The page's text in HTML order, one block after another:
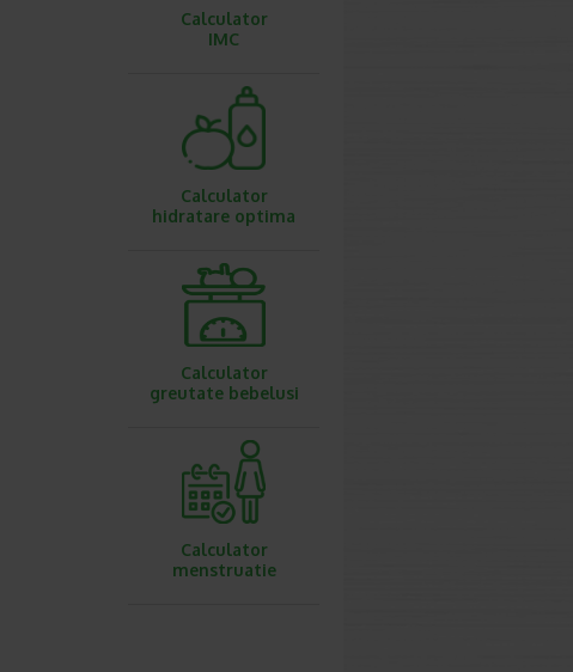
Calculator
IMC
Calculator
hidratare optima
Calculator
greutate bebelusi
Calculator
menstruatie